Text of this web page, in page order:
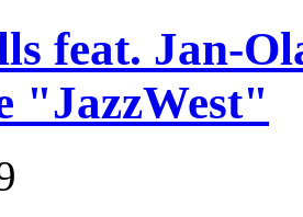
feat. Jan-
"JazzWest"